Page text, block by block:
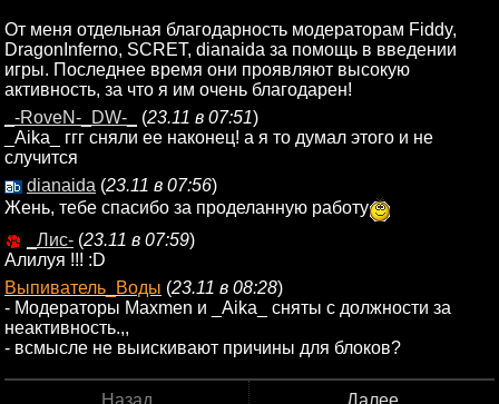
От меня отдельная благодарность модераторам Fiddy,
DragonInferno, SCRET, dianaida за помощь в введении
игры. Последнее время они проявляют высокую
активность, за что я им очень благодарен!
_-RoveN-_DW-_
(23.11 в 07:51)
_Aika_ ггг сняли ее наконец! а я то думал этого и не
случится
dianaida (23.11 в 07:56)
Жень, тебе спасибо за проделанную работу
_Лис- (23.11 в 07:59)
Алилуя !!! :D
Выпиватель_Воды (23.11 в 08:28)
- Модераторы Maxmen и _Aika_ сняты с должности за
неактивность.,,
- всмысле не выискивают причины для блоков?
Назад Далее